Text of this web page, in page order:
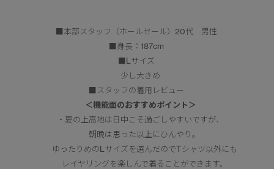
■本部スタッフ（ホールセール）20代 男性
■身長：187cm
■Lサイズ
少し大きめ
■スタッフの着用レビュー
＜機能面のおすすめポイント＞
・夏の上高地は日中こそ過ごしやすいですが、
朝晩は思った以上にひんやり。
ゆったりめのLサイズを選んだのでTシャツ以外にも
レイヤリングを楽しんで着ることができます。